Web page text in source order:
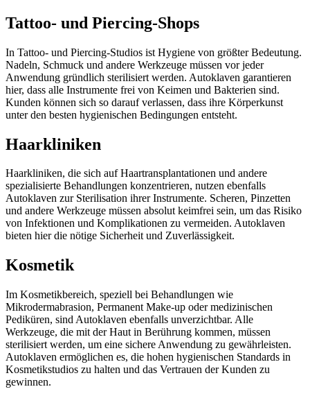
Tattoo- und Piercing-Shops
In Tattoo- und Piercing-Studios ist Hygiene von größter Bedeutung.
Nadeln, Schmuck und andere Werkzeuge müssen vor jeder
Anwendung gründlich sterilisiert werden. Autoklaven garantieren
hier, dass alle Instrumente frei von Keimen und Bakterien sind.
Kunden können sich so darauf verlassen, dass ihre Körperkunst
unter den besten hygienischen Bedingungen entsteht.
Haarkliniken
Haarkliniken, die sich auf Haartransplantationen und andere
spezialisierte Behandlungen konzentrieren, nutzen ebenfalls
Autoklaven zur Sterilisation ihrer Instrumente. Scheren, Pinzetten
und andere Werkzeuge müssen absolut keimfrei sein, um das Risiko
von Infektionen und Komplikationen zu vermeiden. Autoklaven
bieten hier die nötige Sicherheit und Zuverlässigkeit.
Kosmetik
Im Kosmetikbereich, speziell bei Behandlungen wie
Mikrodermabrasion, Permanent Make-up oder medizinischen
Pediküren, sind Autoklaven ebenfalls unverzichtbar. Alle
Werkzeuge, die mit der Haut in Berührung kommen, müssen
sterilisiert werden, um eine sichere Anwendung zu gewährleisten.
Autoklaven ermöglichen es, die hohen hygienischen Standards in
Kosmetikstudios zu halten und das Vertrauen der Kunden zu
gewinnen.